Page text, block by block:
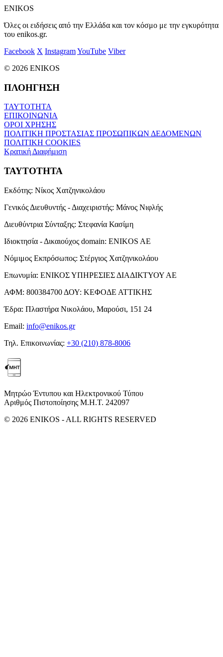
ENIKOS
Όλες οι ειδήσεις από την Ελλάδα και τον κόσμο με την εγκυρότητα
του enikos.gr.
Facebook X InstagramYouTube Viber
© 2026 ENIKOS
ΠΛΟΗΓΗΣΗ
ΤΑΥΤΟΤΗΤΑ
ΕΠΙΚΟΙΝΩΝΙΑ
ΟΡΟΙ ΧΡΗΣΗΣ
ΠΟΛΙΤΙΚΗ ΠΡΟΣΤΑΣΙΑΣ ΠΡΟΣΩΠΙΚΩΝ ΔΕΔΟΜΕΝΩΝ
ΠΟΛΙΤΙΚΗ COOKIES
Κρατική Διαφήμιση
ΤΑΥΤΟΤΗΤΑ
Εκδότης: Νίκος Χατζηνικολάου
Γενικός Διευθυντής - Διαχειριστής: Μάνος Νιφλής
Διευθύντρια Σύνταξης: Στεφανία Κασίμη
Ιδιοκτησία - Δικαιούχος domain: ENIKOS AE
Νόμιμος Εκπρόσωπος: Στέργιος Χατζηνικολάου
Επωνυμία: ΕΝΙΚΟΣ ΥΠΗΡΕΣΙΕΣ ΔΙΑΔΙΚΤΥΟΥ ΑΕ
ΑΦΜ: 800384700 ΔΟΥ: ΚΕΦΟΔΕ ΑΤΤΙΚΗΣ
Έδρα: Πλαστήρα Νικολάου, Μαρούσι, 151 24
Email: info@enikos.gr
Τηλ. Επικοινωνίας: +30 (210) 878-8006
Μητρώο Έντυπου και Ηλεκτρονικού Τύπου
Αριθμός Πιστοποίησης Μ.Η.Τ. 242097
© 2026 ENIKOS - ALL RIGHTS RESERVED